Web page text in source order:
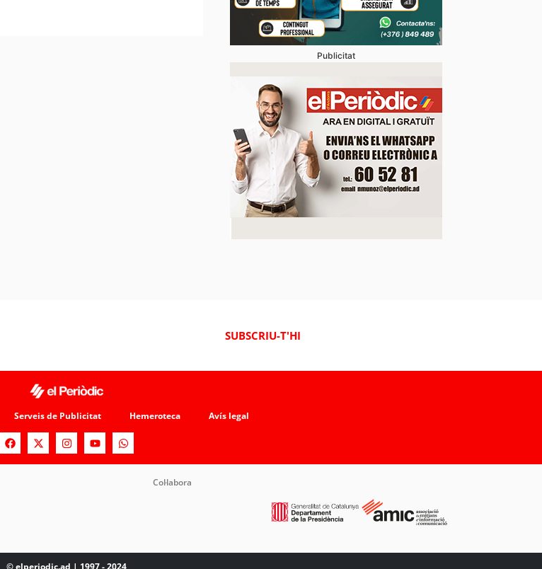
Publicitat
SUBSCRIU-T'HI
Serveis de Publicitat Hemeroteca Avís legal
Col·labora
© elperiodic.ad | 1997 - 2024